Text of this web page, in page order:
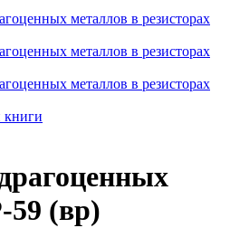
металлов в резисторах
металлов в резисторах
металлов в резисторах
книги
59 (вр)